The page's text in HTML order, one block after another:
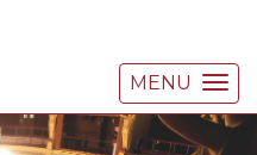
MENU